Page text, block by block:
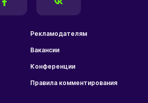
Рекламодателям
Вакансии
Конференции
Правила комментирования